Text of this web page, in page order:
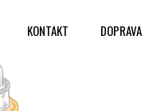
KONTAKT DOPRAVA